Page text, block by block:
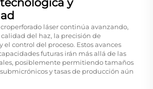
y
láser continúa avanzando,
del haz, la precisión de
el control del proceso. Estos avances
futuras irán más allá de las
posiblemente permitiendo tamaños
y tasas de producción aún